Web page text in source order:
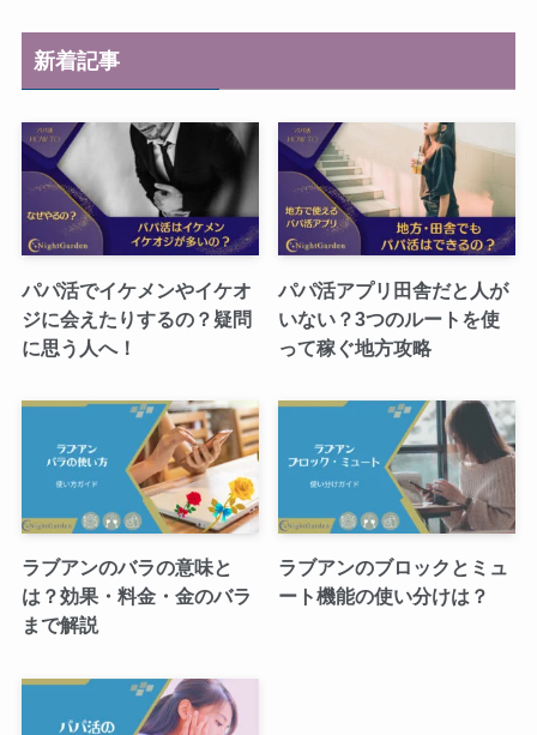
新着記事
パパ活でイケメンやイケオ
ジに会えたりするの？疑問
に思う人へ！
パパ活アプリ田舎だと人が
いない？3つのルートを使
って稼ぐ地方攻略
ラブアンのバラの意味と
は？効果・料金・金のバラ
まで解説
ラブアンのブロックとミュ
ート機能の使い分けは？